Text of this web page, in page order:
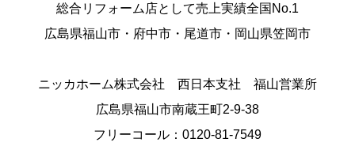
総合リフォーム店として売上実績全国No.1
広島県福山市・府中市・尾道市・岡山県笠岡市
ニッカホーム株式会社 西日本支社 福山営業所
広島県福山市南蔵王町2-9-38
フリーコール：0120-81-7549